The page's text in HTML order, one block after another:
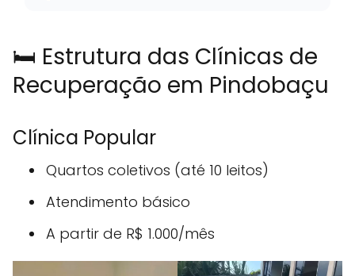
🛏️ Estrutura das Clínicas de
Recuperação em Pindobaçu
Clínica Popular
Quartos coletivos (até 10 leitos)
Atendimento básico
A partir de R$ 1.000/mês